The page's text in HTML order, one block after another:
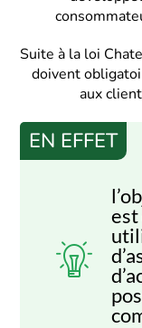
Suite à la loi
doivent
aux
est
EN EFFET